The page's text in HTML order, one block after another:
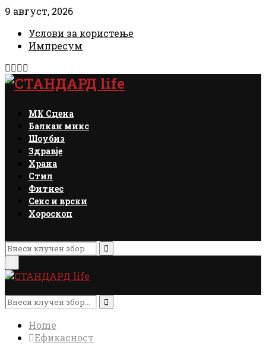
9 август, 2026
Услови за користење
Импресум
Facebook
Instagram
Email
МК Сцена
Балкан микс
Шоубиз
Здравје
Храна
Стил
Фитнес
Секс и врски
Хороскоп
Search
for:
Search
Menu
Search
for:
Search
Home
Ефикасност